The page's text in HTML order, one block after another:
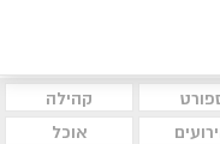
קהילה
אוכל